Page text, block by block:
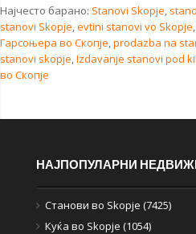
Најчесто барано: Stanovi Skopje,
stanovi Skopje,evtini stanovi vo Skopje,
Гарсоњера во Скопје,prodazba na
stanovi skopje,Izdavanje stanovi pod
во Скопје
НАЈПОПУЛАРНИ
Станови во Skopje (7425)
Куќа во Skopje (1054)